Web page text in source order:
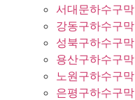
서대문하수구
강동구하수구
성북구하수구
용산구하수구
노원구하수구
은평구하수구